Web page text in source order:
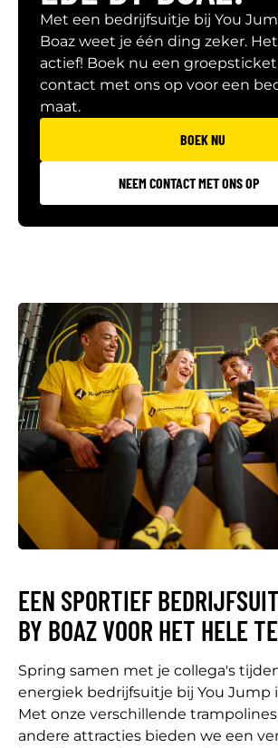
Met een bedrijfsuitje bij You
Boaz weet je één ding zeker.
actief! Boek nu een
contact met ons op voor een
maat.
BOEK NU
NEEM CONTACT MET ONS OP
EEN SPORTIEF
BY BOAZ VOOR HET HELE
Spring samen met je collega's
energiek bedrijfsuitje bij You Jump
Met onze verschillende
andere attracties bieden we een